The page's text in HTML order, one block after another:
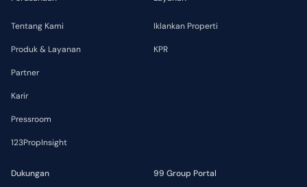
Tentang Kami
Produk & Layanan
Partner
Karir
Pressroom
123PropInsight
Iklankan Properti
KPR
Dukungan 99 Group Portal